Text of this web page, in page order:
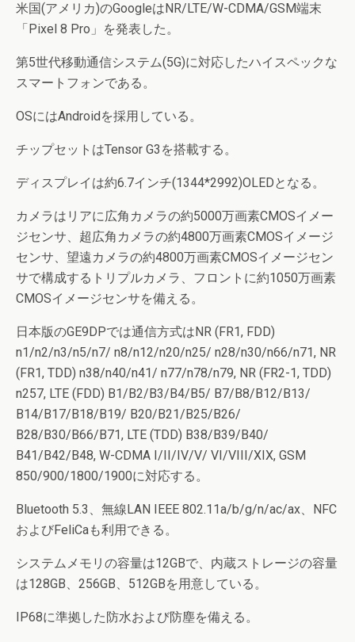
米国(アメリカ)のGoogleはNR/LTE/W-CDMA/GSM端末
「Pixel 8 Pro」を発表した。
第5世代移動通信システム(5G)に対応したハイスペックな
スマートフォンである。
OSにはAndroidを採用している。
チップセットはTensor G3を搭載する。
ディスプレイは約6.7インチ(1344*2992)OLEDとなる。
カメラはリアに広角カメラの約5000万画素CMOSイメー
ジセンサ、超広角カメラの約4800万画素CMOSイメージ
センサ、望遠カメラの約4800万画素CMOSイメージセン
サで構成するトリプルカメラ、フロントに約1050万画素
CMOSイメージセンサを備える。
日本版のGE9DPでは通信方式はNR (FR1, FDD)
n1/n2/n3/n5/n7/ n8/n12/n20/n25/ n28/n30/n66/n71, NR
(FR1, TDD) n38/n40/n41/ n77/n78/n79, NR (FR2-1, TDD)
n257, LTE (FDD) B1/B2/B3/B4/B5/ B7/B8/B12/B13/
B14/B17/B18/B19/ B20/B21/B25/B26/
B28/B30/B66/B71, LTE (TDD) B38/B39/B40/
B41/B42/B48, W-CDMA I/II/IV/V/ VI/VIII/XIX, GSM
850/900/1800/1900に対応する。
Bluetooth 5.3、無線LAN IEEE 802.11a/b/g/n/ac/ax、NFC
およびFeliCaも利用できる。
システムメモリの容量は12GBで、内蔵ストレージの容量
は128GB、256GB、512GBを用意している。
IP68に準拠した防水および防塵を備える。